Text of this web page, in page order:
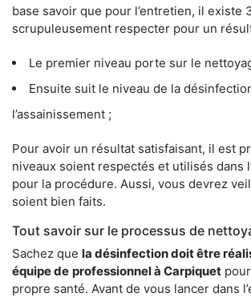
base savoir que pour l’entretien, il existe
scrupuleusement respecter pour un
Le premier niveau porte sur le
Ensuite suit le niveau de la
l’assainissement ;
Pour avoir un résultat satisfaisant, il est
niveaux soient respectés et utilisés dans
pour la procédure. Aussi, vous devrez
soient bien faits.
Tout savoir sur le processus de
Sachez que la désinfection doit être
équipe de professionnel à Carpiquet
propre santé. Avant de vous lancer dans